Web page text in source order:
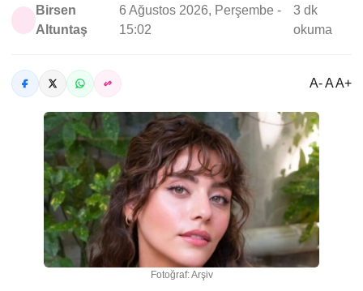
Birsen
Altuntaş
6 Ağustos 2026, Perşembe -
15:02
3 dk
okuma
A- A A+
Fotoğraf: Arşiv